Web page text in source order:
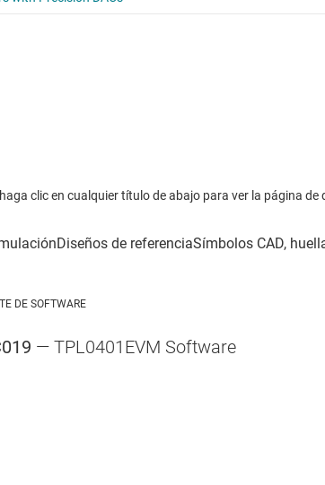
clic en cualquier título de abajo para ver la página de
DE SOFTWARE
— TPL0401EVM Software